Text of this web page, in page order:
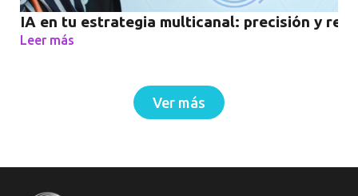
IA en tu estrategia multicanal: precisión y
Leer más
Ver más